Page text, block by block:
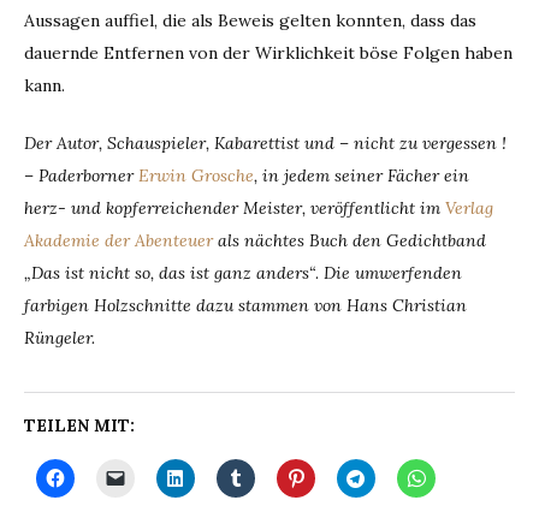
Aussagen auffiel, die als Beweis gelten konnten, dass das
dauernde Entfernen von der Wirklichkeit böse Folgen haben
kann.
Der Autor, Schauspieler, Kabarettist und – nicht zu vergessen !
– PaderbornerErwin Grosche, in jedem seiner Fächer ein
herz- und kopferreichender Meister, veröffentlicht im Verlag
Akademie der Abenteuerals nächtes Buch den Gedichtband
„Das ist nicht so, das ist ganz anders“. Die umwerfenden
farbigen Holzschnitte dazu stammen von Hans Christian
Rüngeler.
TEILEN MIT: